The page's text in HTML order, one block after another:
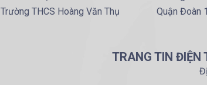
Trường THCS Hoàng Văn Thụ
Quận Đoàn
TRANG TIN ĐIỆN